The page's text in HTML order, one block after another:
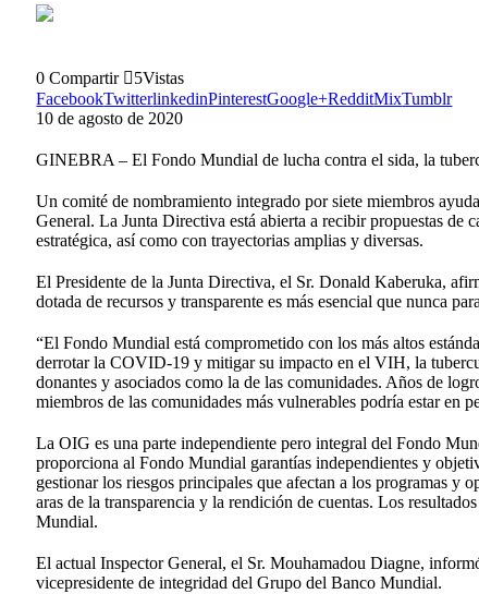
0Compartir 5Vistas
FacebookTwitterlinkedinPinterestGoogle+RedditMixTumblr
10 de agosto de 2020
GINEBRA – El Fondo Mundial de lucha contra el sida, la
Un comité de nombramiento integrado por siete miembros
General. La Junta Directiva está abierta a recibir propuestas de
estratégica, así como con trayectorias amplias y diversas.
El Presidente de la Junta Directiva, el Sr. Donald Kaberuka,
dotada de recursos y transparente es más esencial que nunca
“El Fondo Mundial está comprometido con los más altos
derrotar la COVID-19 y mitigar su impacto en el VIH, la
donantes y asociados como la de las comunidades. Años de
miembros de las comunidades más vulnerables podría estar en
La OIG es una parte independiente pero integral del Fondo
proporciona al Fondo Mundial garantías independientes y
gestionar los riesgos principales que afectan a los programas y
aras de la transparencia y la rendición de cuentas. Los
Mundial.
El actual Inspector General, el Sr. Mouhamadou Diagne,
vicepresidente de integridad del Grupo del Banco Mundial.